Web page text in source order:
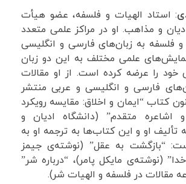
: استاد الهیات و فلسفه، عضو هیأت
و مذاهب. او در مراکز علمی متعدد
فلسفه به زبان‌های فارسی و انگلیسی
علمی مختلف به این دو زبان
خود را عرضه کرده است. از او مقالات
فارسی و انگلیسی و عربی منتشر
کتاب “ایمان و اخلاق: مقایسه رویکرد
و اشاعره متقدم” (دانشگاه ادیان و
۱۳۹۰) به تألیف او و این کتاب‌ها به ترجمه او به
“بازگشت به عقل” (نوشته‌ی جیمز
خدا” (نوشته‌ی مایکل پامر)، “درباره شر”
مقالات در فلسفه و الهیات شر).